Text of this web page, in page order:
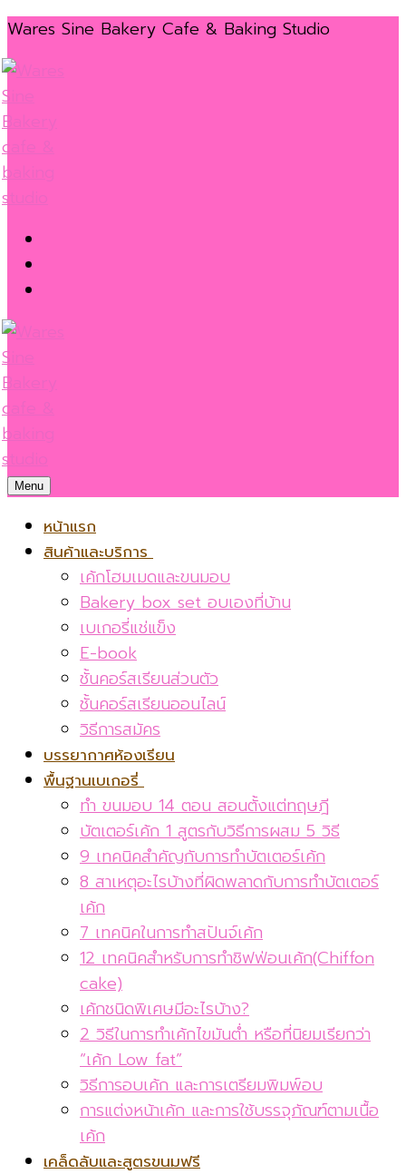
Skip
to
content
Menu
Close
Wares Sine Bakery Cafe & Baking Studio
Menu
หน้าแรก
สินค้าและบริการ
เค้กโฮมเมดและขนมอบ
Bakery box set อบเองที่บ้าน
เบเกอรี่แช่แข็ง
E-book
ชั้นคอร์สเรียนส่วนตัว
ชั้นคอร์สเรียนออนไลน์
วิธีการสมัคร
บรรยากาศห้องเรียน
พื้นฐานเบเกอรี่
ทำ ขนมอบ 14 ตอน สอนตั้งแต่ทฤษฎี
บัตเตอร์เค้ก 1 สูตรกับวิธีการผสม 5 วิธี
9 เทคนิคสำคัญกับการทำบัตเตอร์เค้ก
8 สาเหตุอะไรบ้างที่ผิดพลาดกับการทำบัตเตอร์
เค้ก
7 เทคนิคในการทำสปันจ์เค้ก
12 เทคนิคสำหรับการทำชิฟฟ่อนเค้ก(Chiffon
cake)
เค้กชนิดพิเศษมีอะไรบ้าง?
2 วิธีในการทำเค้กไขมันต่ำ หรือที่นิยมเรียกว่า
“เค้ก Low fat”
วิธีการอบเค้ก และการเตรียมพิมพ์อบ
การแต่งหน้าเค้ก และการใช้บรรจุภัณฑ์ตามเนื้อ
เค้ก
เคล็ดลับและสูตรขนมฟรี